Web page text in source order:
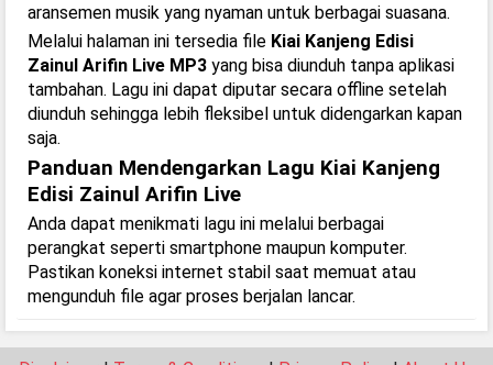
aransemen musik yang nyaman untuk berbagai suasana.
Melalui halaman ini tersedia file Kiai Kanjeng Edisi
Zainul Arifin Live MP3 yang bisa diunduh tanpa aplikasi
tambahan. Lagu ini dapat diputar secara offline setelah
diunduh sehingga lebih fleksibel untuk didengarkan kapan
saja.
Panduan Mendengarkan Lagu Kiai Kanjeng
Edisi Zainul Arifin Live
Anda dapat menikmati lagu ini melalui berbagai
perangkat seperti smartphone maupun komputer.
Pastikan koneksi internet stabil saat memuat atau
mengunduh file agar proses berjalan lancar.